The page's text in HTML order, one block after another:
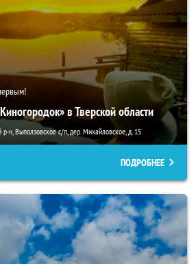
в Тверской области
р-н, Выползовское с/п, дер. Михайловское, д. 15
ПОДРОБНЕЕ